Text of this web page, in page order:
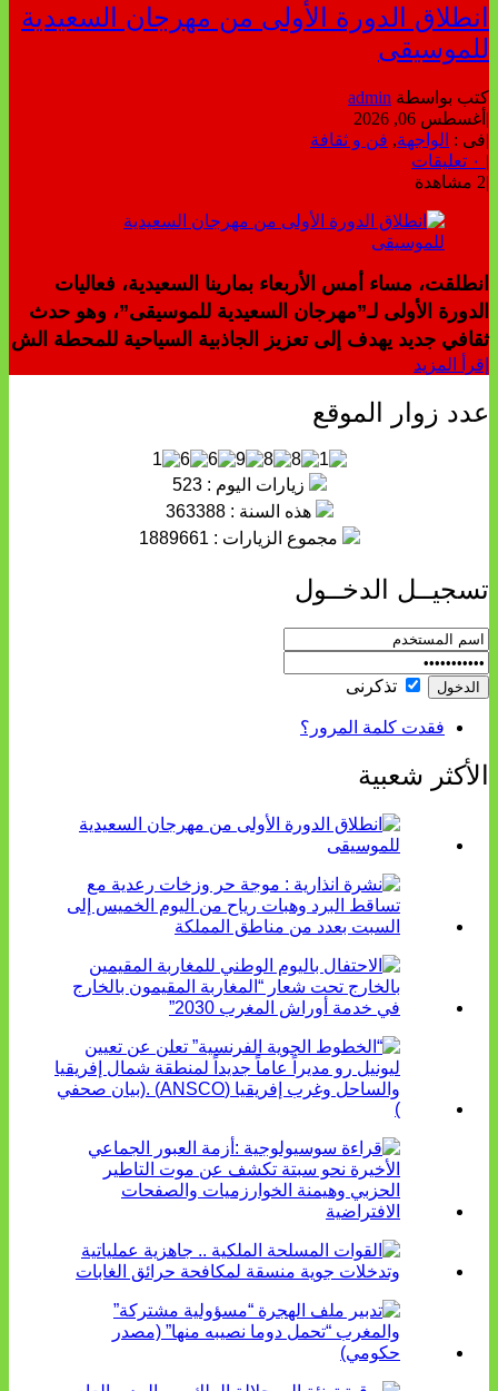
انطلاق الدورة الأولى من مهرجان السعيدية
للموسيقى
كتب بواسطة admin
| أغسطس 06, 2026
|فى : الواجهة, فن و ثقافة
|
|2 مشاهدة
انطلقت، مساء أمس الأربعاء بمارينا السعيدية، فعاليات
الدورة الأولى لـ”مهرجان السعيدية للموسيقى”، وهو حدث
ثقافي جديد يهدف إلى تعزيز الجاذبية السياحية للمحطة الش
إقرأ المزيد
عدد زوار الموقع
زيارات اليوم : 523
هذه السنة : 363388
مجموع الزيارات : 1889661
تسجيــل الدخــول
تذكرنى
فقدت كلمة المرور؟
الأكثر شعبية